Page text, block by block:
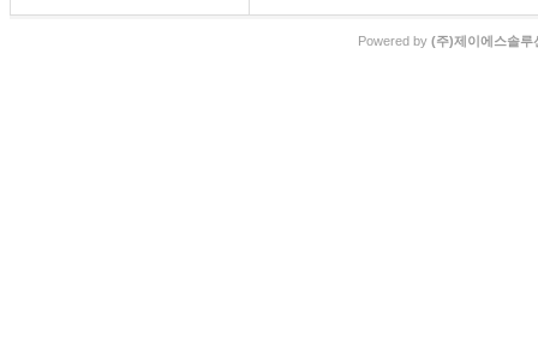
Powered by (주)제이에스솔루